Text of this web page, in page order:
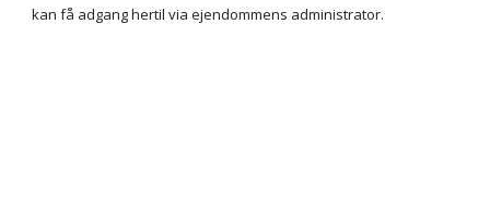
kan få adgang hertil via ejendommens administrator.